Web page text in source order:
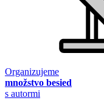
Organizujeme
množstvo besied
s autormi